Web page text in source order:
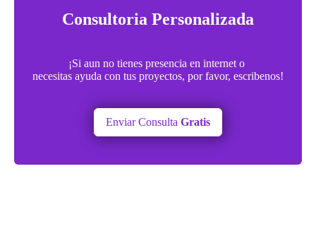
Consultoria Personalizada
¡Si aun no tienes presencia en internet o
necesitas ayuda con tus proyectos, por favor, escribenos!
Enviar Consulta Gratis